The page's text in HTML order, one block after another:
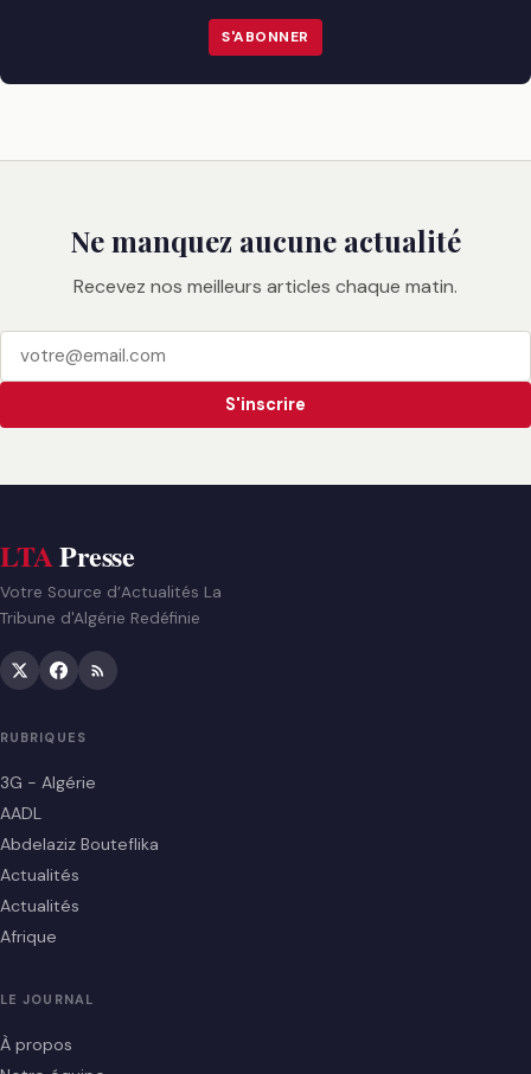
S'ABONNER
Ne manquez aucune actualité
Recevez nos meilleurs articles chaque matin.
S'inscrire
LTAPresse
Votre Source d’Actualités La
Tribune d'Algérie Redéfinie
RUBRIQUES
3G - Algérie
AADL
Abdelaziz Bouteflika
Actualités
Actualités
Afrique
LE JOURNAL
À propos